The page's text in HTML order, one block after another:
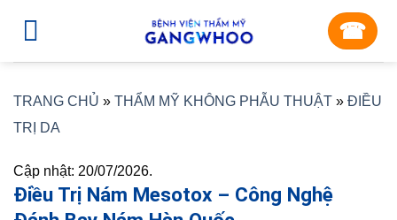
☎︎
TRANG CHỦ » THẨM MỸ KHÔNG PHẪU THUẬT » ĐIỀU
TRỊ DA
Cập nhật: 20/07/2026.
Điều Trị Nám Mesotox – Công Nghệ